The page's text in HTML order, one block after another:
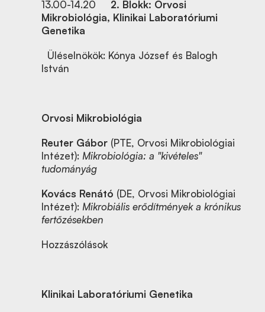
13.00-14.20 2. Blokk: Orvosi
Mikrobiológia, Klinikai Laboratóriumi
Genetika
Üléselnökök: Kónya József és Balogh
István
Orvosi Mikrobiológia
Reuter Gábor (PTE, Orvosi Mikrobiológiai
Intézet): Mikrobiológia: a "kivételes"
tudományág
Kovács Renátó (DE, Orvosi Mikrobiológiai
Intézet): Mikrobiális erődítmények a krónikus
fertőzésekben
Hozzászólások
Klinikai Laboratóriumi Genetika